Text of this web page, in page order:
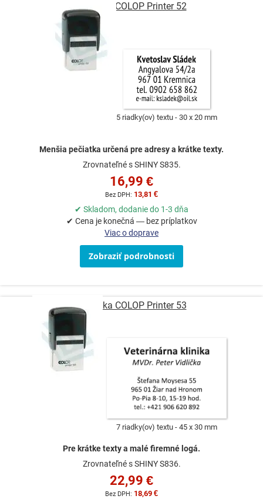
Pečiatka COLOP Printer 52
5 riadky(ov) textu 30 x 20 mm
Menšia pečiatka určená pre adresy a krátke texty.
Zrovnateľné s SHINY S835.
16,99 €
13,81 €
✔ Skladom, dodanie do 1-3 dňa
✔ Cena je konečná — bez príplatkov
Viac o doprave
Zobraziť podrobnosti
Pečiatka COLOP Printer 53
7 riadky(ov) textu 45 x 30 mm
Pre krátke texty a malé firemné logá.
Zrovnateľné s SHINY S836.
22,99 €
18,69 €